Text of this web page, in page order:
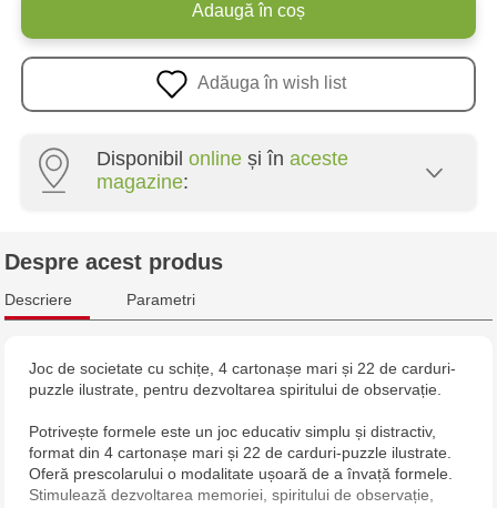
Adaugă în coș
Adăuga în wish list
Disponibil online și în aceste
magazine:
Multistore Centru - bd. Cantemir, 6
Jucărenia Rîșcani - bd. Moscova, 2
Jucărenia Bălți - str. Alexandru Cel Bun, 5
Jucărenia Cahul - str. Ștefan cel Mare, 29А
Despre acest produs
Descriere Parametri
Joc de societate cu schițe, 4 cartonașe mari și 22 de carduri-
puzzle ilustrate, pentru dezvoltarea spiritului de observație.
Potrivește formele este un joc educativ simplu și distractiv,
format din 4 cartonașe mari și 22 de carduri-puzzle ilustrate.
Oferă prescolarului o modalitate ușoară de a învață formele.
Stimulează dezvoltarea memoriei, spiritului de observație,